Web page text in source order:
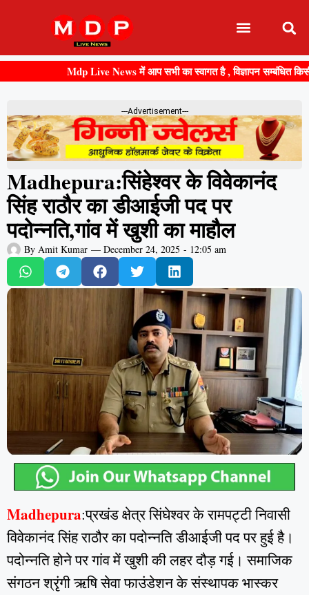
Mdp Live News में आप सभी का स्वागत है , विज्ञापन सम्बंधित किसी
---Advertisement---
Madhepura:सिंहेश्वर के विवेकानंद
सिंह राठौर का डीआईजी पद पर
पदोन्नति,गांव में खुशी का माहौल
By Amit Kumar — December 24, 2025 - 12:05 am
Madhepura:प्रखंड क्षेत्र सिंघेश्वर के रामपट्टी निवासी
विवेकानंद सिंह राठौर का पदोन्नति डीआईजी पद पर हुई है।
पदोन्नति होने पर गांव में खुशी की लहर दौड़ गई। समाजिक
संगठन श्रृंगी ऋषि सेवा फाउंडेशन के संस्थापक भास्कर